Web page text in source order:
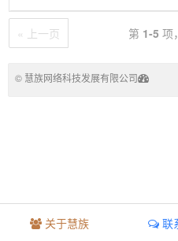
« 上一页 第 1-5 项
© 慧族网络科技发展有限公司
关于慧族 联